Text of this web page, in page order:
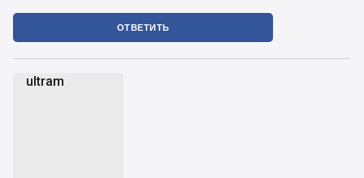
ОТВЕТИТЬ
ultram